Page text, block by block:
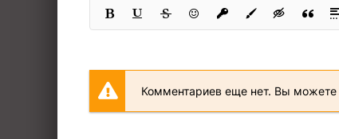
25
27
Комментариев еще нет. Вы можете